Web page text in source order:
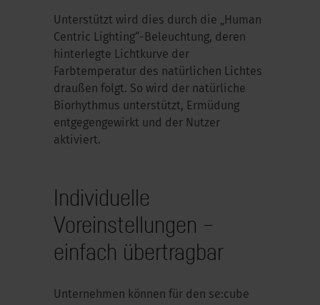
Unterstützt wird dies durch die „Human
Centric Lighting“-Beleuchtung, deren
hinterlegte Lichtkurve der
Farbtemperatur des natürlichen Lichtes
draußen folgt. So wird der natürliche
Biorhythmus unterstützt, Ermüdung
entgegengewirkt und der Nutzer
aktiviert.
Individuelle
Voreinstellungen –
einfach übertragbar
Unternehmen können für den se:cube